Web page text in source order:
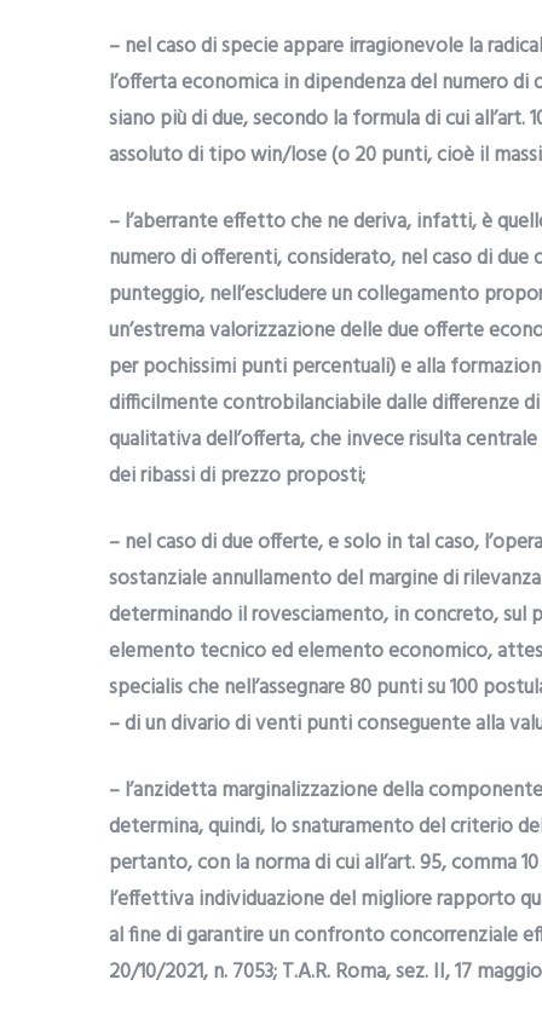
– nel caso di specie appare irragionevole la
l’offerta economica in dipendenza del numero
siano più di due, secondo la formula di cui
assoluto di tipo win/lose (o 20 punti, cioè il
– l’aberrante effetto che ne deriva, infatti, è
numero di offerenti, considerato, nel caso di
punteggio, nell’escludere un collegamento
un’estrema valorizzazione delle due offerte
per pochissimi punti percentuali) e alla
difficilmente controbilanciabile dalle differenze
qualitativa dell’offerta, che invece risulta
dei ribassi di prezzo proposti;
– nel caso di due offerte, e solo in tal caso,
sostanziale annullamento del margine di
determinando il rovesciamento, in concreto,
elemento tecnico ed elemento economico,
specialis che nell’assegnare 80 punti su 100
– di un divario di venti punti conseguente alla
– l’anzidetta marginalizzazione della
determina, quindi, lo snaturamento del criterio
pertanto, con la norma di cui all’art. 95, comma
l’effettiva individuazione del migliore rapporto
al fine di garantire un confronto concorrenziale
20/10/2021, n. 7053; T.A.R. Roma, sez. II, 17